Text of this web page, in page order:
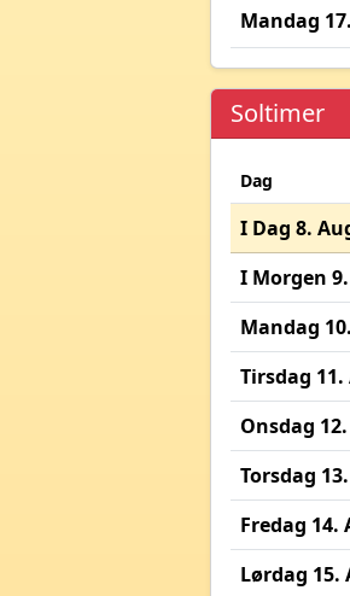
Mandag
Soltimer
Dag
I Dag 8.
I Morgen
Mandag
Tirsdag 11.
Onsdag
Torsdag
Fredag 14.
Lørdag 15.